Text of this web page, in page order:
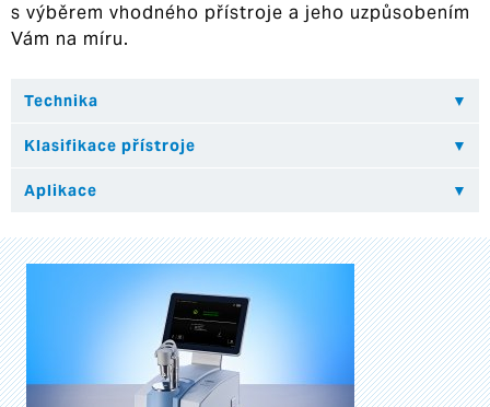
s výběrem vhodného přístroje a jeho uzpůsobením
Vám na míru.